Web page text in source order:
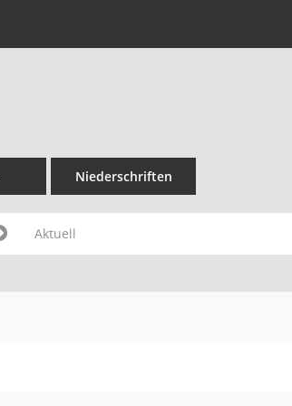
Niederschriften
Aktuell